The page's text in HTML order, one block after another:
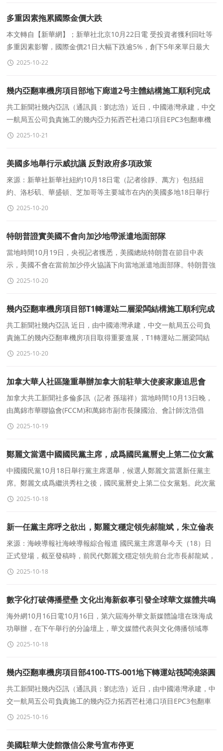
多重因素拖累國際金價大跌
本文轉自【新華網】；新華社北京10月22日電 受投資者獲利回吐等
多重因素影響，國際金價21日大幅下跌逾5%，創下5年來單日最大
跌幅。當天，國際現貨金價下跌5.3%左右，至每盎司4123.85
2025-10-22
幾内亞翻車機房項目部地下廊道2号主體結構施工順利完成
共工新聞社幾内亞訊（通訊員：劉志浩）近日，中國港灣承建，中交
一航局五公司負責施工的幾内亞力拓西芒杜港口項目EPC3包翻車機
房工程，地下廊道2号主體結構施工任務圓滿完成。地下廊道2
2025-10-21
美國多地舉行示威抗議 反對政府多項政策
來源：新華社新華社紐約10月18日電（記者徐靜、萬方）包括紐
約、洛杉矶、華盛頓、芝加哥等主要城市在内的美國多地18日舉行
示威遊行，反對暴力打擊移民、強行派遣國民警衛隊進入美國
2025-10-20
特朗普證實美國不會向加沙地帶派遣地面部隊
當地時間10月19日，央視記者獲悉，美國總統特朗普在節目中表
示，美國不會在當前加沙停火協議下向當地派遣地面部隊。特朗普強
調：“我們不會讓美軍踏上加沙土地。”他補充
2025-10-20
幾内亞翻車機房項目部T1轉運站二層梁闆結構施工順利完成
共工新聞社幾内亞訊 近日，由中國港灣承建，中交一航局五公司負
責施工的幾内亞翻車機房項目取得重要進展，T1轉運站二層梁闆結
構施工順利完成，标志着該工程主體結構建設進入加速推
2025-10-20
加拿大華人社區隆重舉辦加拿大前駐華大使麥家廉追思會
加拿大共工新聞社多倫多訊（記者 孫瑞祥）當地時間10月13日晚，
由萬錦市華聯協會(FCCM)和萬錦市副市長陳國治、會計師沈浩倡
導，十位聯合主席共同主辦的紀念加拿大前駐華大使麥家廉
2025-10-19
鄭麗文當選中國國民黨主席，成爲國民黨曆史上第二位女黨
魁
中國國民黨10月18日舉行黨主席選舉，候選人鄭麗文當選新任黨主
席。鄭麗文成爲繼洪秀柱之後，國民黨曆史上第二位女黨魁。此次黨
主席選舉共有六位候選人，分别爲1号張亞中、2号前蔡
2025-10-18
新一任黨主席呼之欲出，鄭麗文穩定領先郝龍斌，朱立倫表
達恭喜
來源：海峽導報社海峽導報綜合報道 國民黨主席選舉今天（18）日
正式登場，截至發稿時，前民代鄭麗文穩定領先前台北市長郝龍斌，
有望成功當選新一屆國民黨主席。國民黨現任主席朱立倫已
2025-10-18
數字化打破傳播壁壘 文化出海新叙事引發全球華文媒體共鳴
海外網10月16日電10月16日，第六屆海外華文新媒體論壇在珠海成
功舉辦，在下午舉行的分論壇上，華文媒體代表與文化傳播領域專
家、科技企業代表齊聚一堂，以"多元形态下的文化出海"爲
2025-10-18
幾内亞翻車機房項目部4100-TTS-001地下轉運站筏闆澆築圓
滿收官
共工新聞社幾内亞訊（通訊員：劉志浩）​近日，由中國港灣承建，中
交一航局五公司負責施工的幾内亞力拓西芒杜港口項目EPC3包翻車
機房工程4100-TTS-001地下轉運站筏闆大體積混凝土澆築
2025-10-16
美國駐華大使館微信公衆号宣布停更